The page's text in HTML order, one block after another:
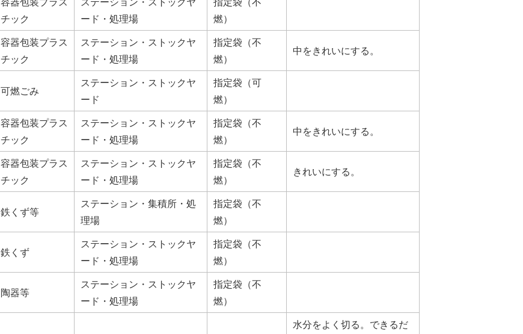
チック
ード・処理場
燃）
容器包装プラス
チック
ステーション・ストックヤ
ード・処理場
指定袋（不
燃）
中をきれいにする。
可燃ごみ
ステーション・ストックヤ
ード
指定袋（可
燃）
容器包装プラス
チック
ステーション・ストックヤ
ード・処理場
指定袋（不
燃）
中をきれいにする。
容器包装プラス
チック
ステーション・ストックヤ
ード・処理場
指定袋（不
燃）
きれいにする。
鉄くず等
ステーション・集積所・処
理場
指定袋（不
燃）
鉄くず
ステーション・ストックヤ
ード・処理場
指定袋（不
燃）
陶器等
ステーション・ストックヤ
ード・処理場
指定袋（不
燃）
水分をよく切る。できるだ